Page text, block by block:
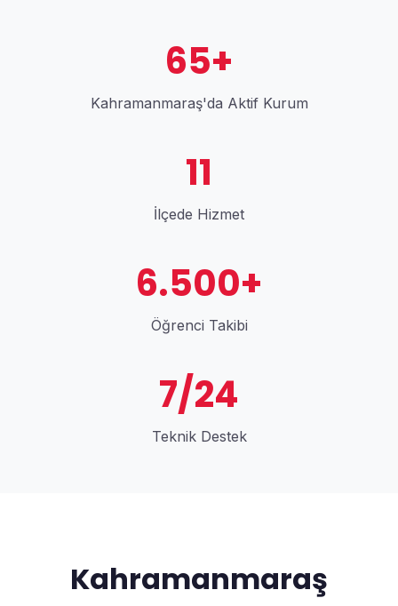
65+
Kahramanmaraş'da Aktif Kurum
11
İlçede Hizmet
6.500+
Öğrenci Takibi
7/24
Teknik Destek
Kahramanmaraş